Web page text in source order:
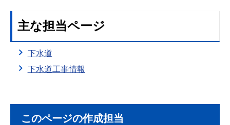
主な担当ページ
下水道
下水道工事情報
このページの作成担当